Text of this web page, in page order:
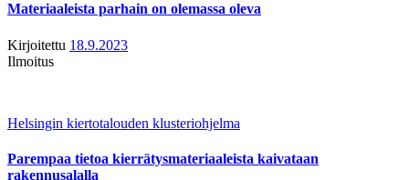
Materiaaleista parhain on olemassa oleva
Kirjoitettu 18.9.2023
Ilmoitus
Helsingin kiertotalouden klusteriohjelma
Parempaa tietoa kierrätysmateriaaleista kaivataan
rakennusalalla